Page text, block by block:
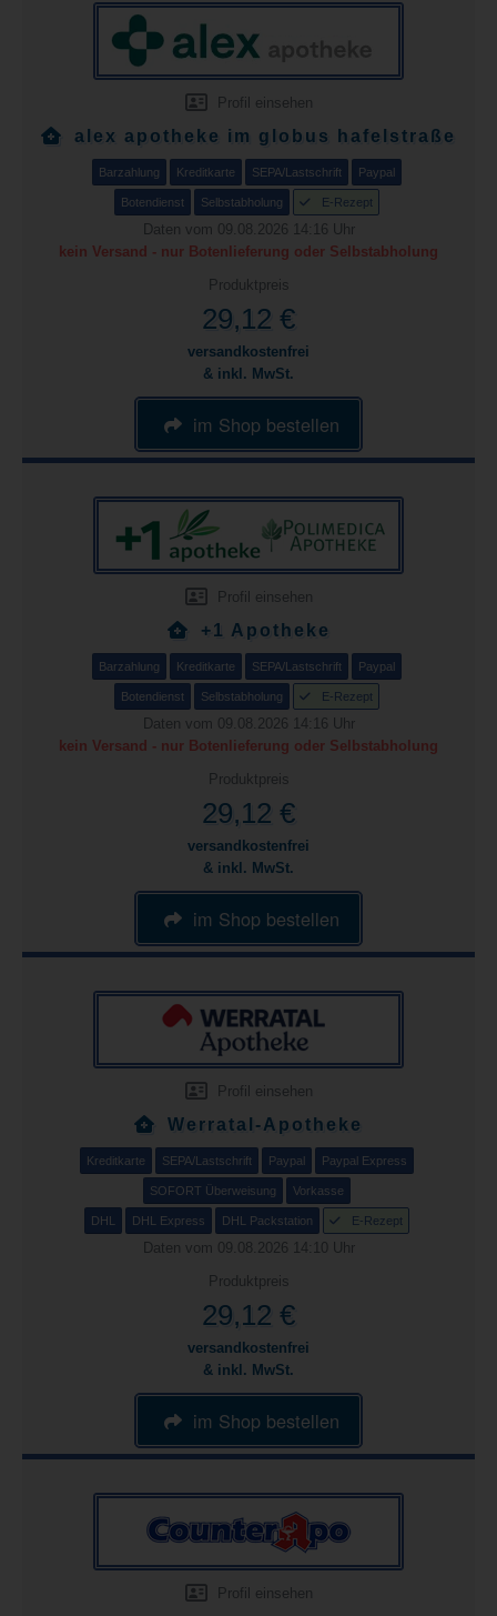
Profil einsehen
alex apotheke im globus hafelstraße
Barzahlung Kreditkarte SEPA/Lastschrift Paypal
Botendienst Selbstabholung E-Rezept
Daten vom 09.08.2026 14:16 Uhr
kein Versand - nur Botenlieferung oder Selbstabholung
Produktpreis
29,12 €
versandkostenfrei
& inkl. MwSt.
im Shop bestellen
Profil einsehen
+1 Apotheke
Barzahlung Kreditkarte SEPA/Lastschrift Paypal
Botendienst Selbstabholung E-Rezept
Daten vom 09.08.2026 14:16 Uhr
kein Versand - nur Botenlieferung oder Selbstabholung
Produktpreis
29,12 €
versandkostenfrei
& inkl. MwSt.
im Shop bestellen
Profil einsehen
Werratal-Apotheke
Kreditkarte SEPA/Lastschrift Paypal Paypal Express
SOFORT Überweisung Vorkasse
DHL DHL Express DHL Packstation E-Rezept
Daten vom 09.08.2026 14:10 Uhr
Produktpreis
29,12 €
versandkostenfrei
& inkl. MwSt.
im Shop bestellen
Profil einsehen